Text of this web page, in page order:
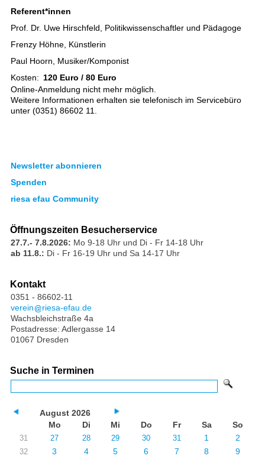
Referent*innen
Prof. Dr. Uwe Hirschfeld, Politikwissenschaftler und Pädagoge
Frenzy Höhne, Künstlerin
Paul Hoorn, Musiker/Komponist
Kosten: 120 Euro / 80 Euro
Online-Anmeldung nicht mehr möglich.
Weitere Informationen erhalten sie telefonisch im Servicebüro
unter (0351) 86602 11.
Newsletter abonnieren
Spenden
riesa efau Community
Öffnungszeiten Besucherservice
27.7.- 7.8.2026: Mo 9-18 Uhr und Di - Fr 14-18 Uhr
ab 11.8.: Di - Fr 16-19 Uhr und Sa 14-17 Uhr
Kontakt
0351 - 86602-11
verein
riesa-efau.de
Wachsbleichstraße 4a
Postadresse: Adlergasse 14
01067 Dresden
Suche in Terminen
August 2026
Mo
Di Mi Do Fr Sa So
31 27 28 29 30 31 1 2
32 3 4 5 6 7 8 9